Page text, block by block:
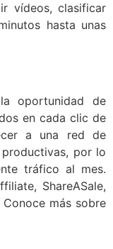
vídeos, clasificar
hasta unas
oportunidad de
en cada clic de
a una red de
por lo
tráfico al mes.
ShareASale,
más sobre